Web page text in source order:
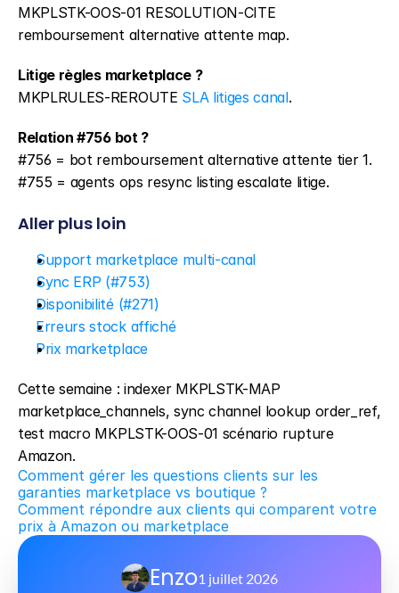
MKPLSTK-OOS-01 RESOLUTION-CITE
remboursement alternative attente map.
Litige règles marketplace ?
MKPLRULES-REROUTE SLA litiges canal.
Relation #756 bot ?
#756 = bot remboursement alternative attente tier 1.
#755 = agents ops resync listing escalate litige.
Aller plus loin
Support marketplace multi-canal
Sync ERP (#753)
Disponibilité (#271)
Erreurs stock affiché
Prix marketplace
Cette semaine : indexer MKPLSTK-MAP
marketplace_channels, sync channel lookup order_ref,
test macro MKPLSTK-OOS-01 scénario rupture
Amazon.
Comment gérer les questions clients sur les
garanties marketplace vs boutique ?
Comment répondre aux clients qui comparent votre
prix à Amazon ou marketplace
Enzo1 juillet 2026